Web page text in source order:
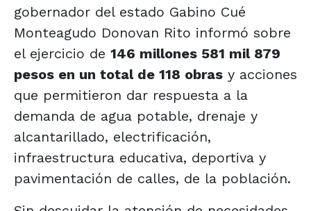
gobernador del estado Gabino Cué
Monteagudo Donovan Rito informó sobre
el ejercicio de 146 millones 581 mil 879
pesos en un total de 118 obras y acciones
que permitieron dar respuesta a la
demanda de agua potable, drenaje y
alcantarillado, electrificación,
infraestructura educativa, deportiva y
pavimentación de calles, de la población.